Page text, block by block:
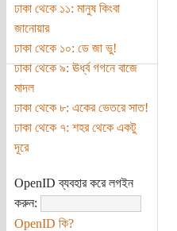
ঢাকা থেকে ১১: মানুষ কিংবা
জানোয়ার
ঢাকা থেকে ১০: ডে জা ভু!
ঢাকা থেকে ৯: ঊর্ধ্ব গগনে বাজে
মাদল
ঢাকা থেকে ৮: একের ভেতরে সাত!
ঢাকা থেকে ৭: শহর থেকে একটু
দূরে
OpenID ব্যবহার করে লগইন
করুন:
OpenID কি?